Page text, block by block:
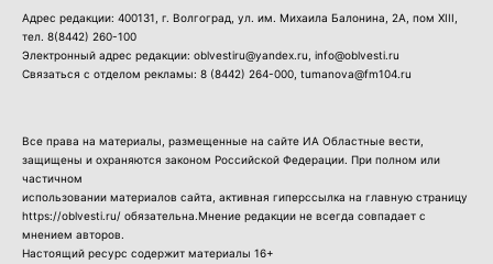
Адрес редакции: 400131, г. Волгоград, ул. им. Михаила Балонина, 2А, пом XIII,
тел. 8(8442) 260-100
Электронный адрес редакции: oblvestiru@yandex.ru, info@oblvesti.ru
Связаться с отделом рекламы: 8 (8442) 264-000 , tumanova@fm104.ru
Все права на материалы, размещенные на сайте ИА Областные вести,
защищены и охраняются законом Российской Федерации. При полном или
частичном
использовании материалов сайта, активная гиперссылка на главную страницу
https://oblvesti.ru/ обязательна.Мнение редакции не всегда совпадает с
мнением авторов.
Настоящий ресурс содержит материалы 16+